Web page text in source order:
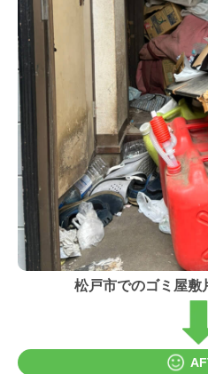
松戸市でのゴミ屋敷